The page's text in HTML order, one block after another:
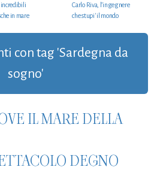
incredibili
in mare
Carlo Riva, l’ingegnere
che stupi' il mondo
con tag 'Sardegna da
sogno'
IL MARE DELLA
DEGNO